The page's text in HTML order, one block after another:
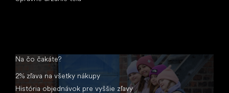
Na čo čakáte?
2% zľava na všetky nákupy
História objednávok pre vyššie zľavy